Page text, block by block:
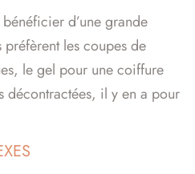
d’une grande
les coupes de
le gel pour une coiffure
décontractées, il y en a pour